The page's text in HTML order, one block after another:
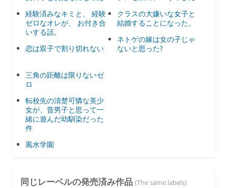
経験済みなキミと、 経験
ゼロなオレが、 お付き合
いする話。
恋は双子で割り切れない
クラスの大嫌いな女子と
結婚することになった。
ネトゲの嫁は女の子じゃ
ないと思った?
三角の距離は限りないゼ
ロ
転校先の清楚可憐な美少
女が、昔男子と思って一
緒に遊んだ幼馴染だった
件
風水学園
同じレーベルの発売済み作品 (The same labels)